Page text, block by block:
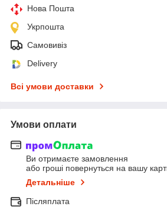
Нова Пошта
Укрпошта
Самовивіз
Delivery
Всі умови доставки
Умови оплати
Ви отримаєте замовлення
або гроші повернуться на вашу
Детальніше
Післяплата